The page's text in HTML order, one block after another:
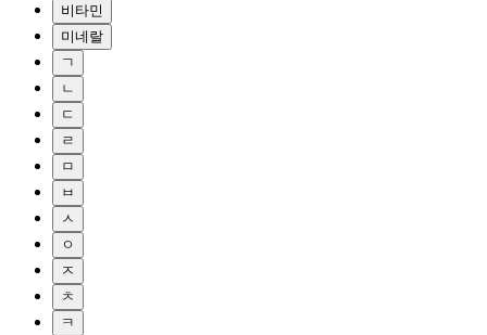
비타민
미네랄
ㄱ
ㄴ
ㄷ
ㄹ
ㅁ
ㅂ
ㅅ
ㅇ
ㅈ
ㅊ
ㅋ